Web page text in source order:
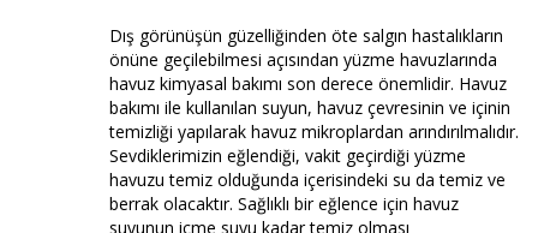
Dış görünüşün güzelliğinden öte salgın hastalıkların
önüne geçilebilmesi açısından yüzme havuzlarında
havuz kimyasal bakımı son derece önemlidir. Havuz
bakımı ile kullanılan suyun, havuz çevresinin ve içinin
temizliği yapılarak havuz mikroplardan arındırılmalıdır.
Sevdiklerimizin eğlendiği, vakit geçirdiği yüzme
havuzu temiz olduğunda içerisindeki su da temiz ve
berrak olacaktır. Sağlıklı bir eğlence için havuz
suyunun içme suyu kadar temiz olması